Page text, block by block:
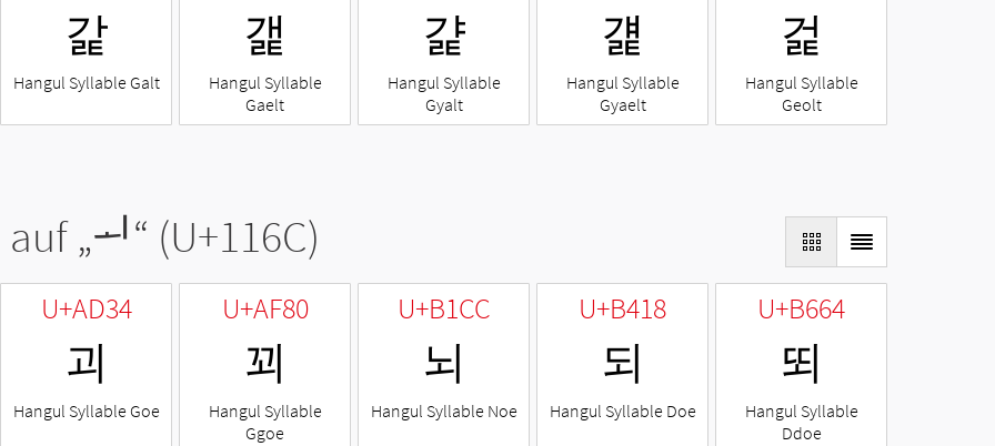
갍
Hangul Syllable Galt
갩
Hangul Syllable
Gaelt
걅
Hangul Syllable
Gyalt
걡
Hangul Syllable
Gyaelt
걽
Hangul Syllable
Geolt
„ᅬ“ (U+116C)
U+AD34
괴
Hangul Syllable Goe
U+AF80
꾀
Hangul Syllable
Ggoe
U+B1CC
뇌
Hangul Syllable Noe
U+B418
되
Hangul Syllable Doe
U+B664
뙤
Hangul Syllable
Ddoe